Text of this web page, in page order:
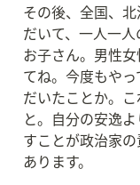
その後、全国、
だいて、一人一人
お子さん。男性
てね。今度もや
だいたことか。
と。自分の安逸
すことが政治家
あります。